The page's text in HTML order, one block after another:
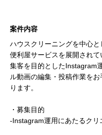
案件内容
ハウスクリーニングを中心
便利屋サービスを展開されて
集客を目的としたInstagram
ル動画の編集・投稿作業を
ります。
・募集目的
-Instagram運用にあたるク